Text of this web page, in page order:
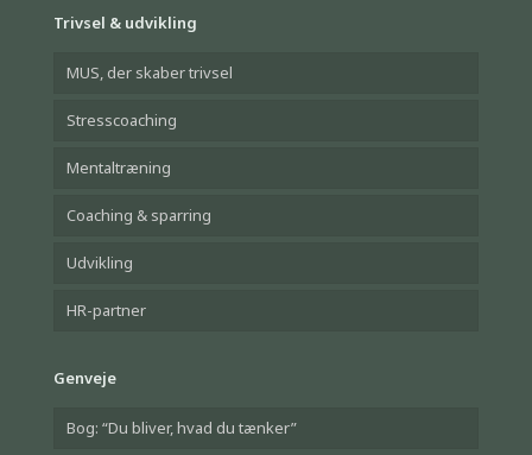
Trivsel & udvikling
MUS, der skaber trivsel
Stresscoaching
Mentaltræning
Coaching & sparring
Udvikling
HR-partner
Genveje
Bog: “Du bliver, hvad du tænker”